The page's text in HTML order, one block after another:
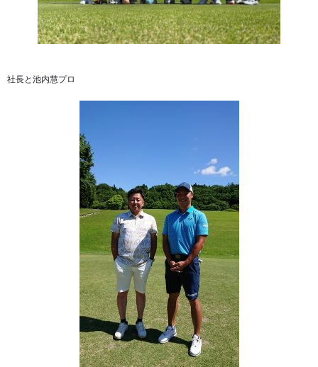
社長と池内慧プロ